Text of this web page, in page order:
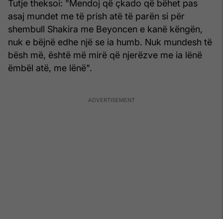
Tutje theksoi: "Mendoj që çkado që bëhet pas
asaj mundet me të prish atë të parën si për
shembull Shakira me Beyoncen e kanë këngën,
nuk e bëjnë edhe një se ia humb. Nuk mundesh të
bësh më, është më mirë që njerëzve me ia lënë
ëmbël atë, me lënë".